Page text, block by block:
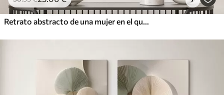
Retrato abstracto de una mujer en el que destacan los ojos y los labios cerrados, realizado en tonos blanco y negro con dinámicas pinceladas de colores cálidos